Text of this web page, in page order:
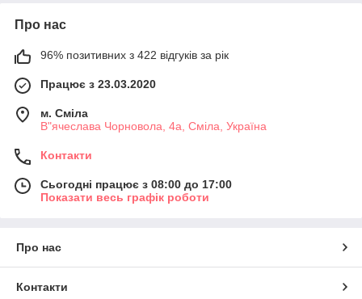
Про нас
96% позитивних з 422 відгуків за рік
Працює з 23.03.2020
м. Сміла
В"ячеслава Чорновола, 4а, Сміла, Україна
Контакти
Сьогодні працює з 08:00 до 17:00
Показати весь графік роботи
Про нас
Контакти